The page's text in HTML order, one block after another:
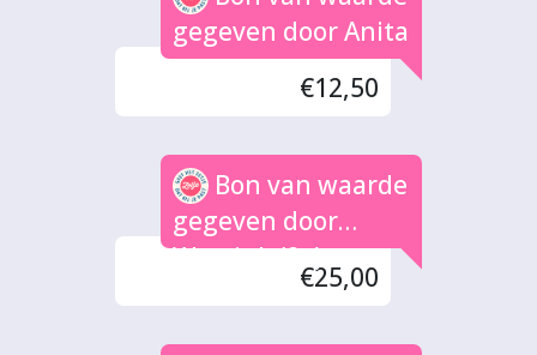
gegeven door Anita
€12,50
Bon van waarde
gegeven door
Wassink (2x)
€25,00